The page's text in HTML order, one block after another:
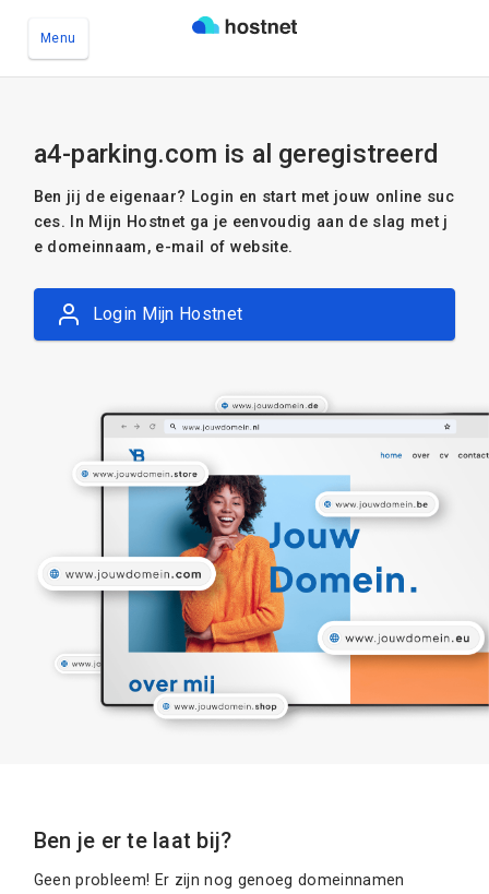
Menu
a4-parking.com is al geregistreerd
Ben jij de eigenaar? Login en start met jouw online suc
ces. In Mijn Hostnet ga je eenvoudig aan de slag met j
e domeinnaam, e-mail of website.
Login Mijn Hostnet
Ben je er te laat bij?
Geen probleem! Er zijn nog genoeg domeinnamen